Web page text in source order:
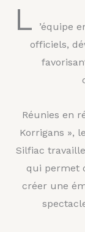
L
’équipe
officiels,
Réunies en
Korrigans »,
Silfiac
qui permet
créer une